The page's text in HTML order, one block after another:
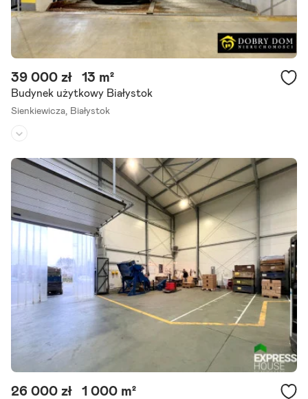
Budynek użytkowy Białystok
Sienkiewicza, Białystok
39 000 zł 13 m²
Przeznaczenie: -
Powierzchnia działki: -
***** 5 miejsc postojowych **** na platformach ***** W ścisłym ce
ntrum ****białystok *** Na sprzedaż 5 miejsc postojowych na platf
ormach w budynku apartamentowo -biurowym w ścisłym.
Szczegóły ogłoszenia
26 000 zł 1 000 m²